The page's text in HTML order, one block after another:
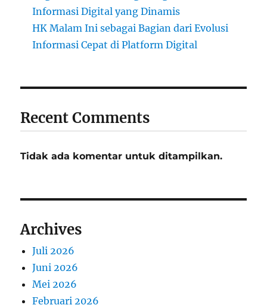
Informasi Digital yang Dinamis
HK Malam Ini sebagai Bagian dari Evolusi
Informasi Cepat di Platform Digital
Recent Comments
Tidak ada komentar untuk ditampilkan.
Archives
Juli 2026
Juni 2026
Mei 2026
Februari 2026